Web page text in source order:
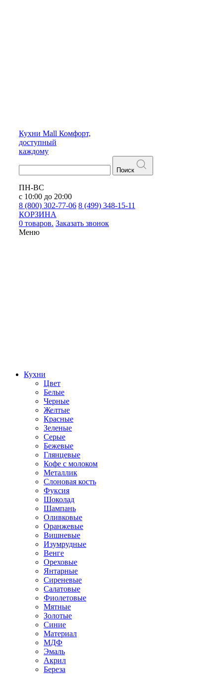
Кухни Mall Комфорт,
доступный
каждому
Поиск
ПН-ВС
с 10:00 до 20:00
8 (800) 302-77-06 8 (499) 348-15-11
КОРЗИНА
0 товаров. Заказать звонок
Меню
Кухни
Цвет
Белые
Черные
Желтые
Красные
Зеленые
Серые
Бежевые
Глянцевые
Кофе с молоком
Металлик
Слоновая кость
Фуксия
Шоколад
Шампань
Оливковые
Оранжевые
Вишневые
Изумрудные
Венге
Ореховые
Янтарные
Сиреневые
Салатовые
Фиолетовые
Мятные
Золотые
Синие
Материал
МДФ
Эмаль
Акрил
Береза